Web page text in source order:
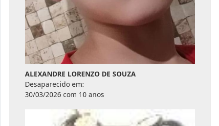
ALEXANDRE LORENZO DE SOUZA
Desaparecido em:
30/03/2026 com 10 anos